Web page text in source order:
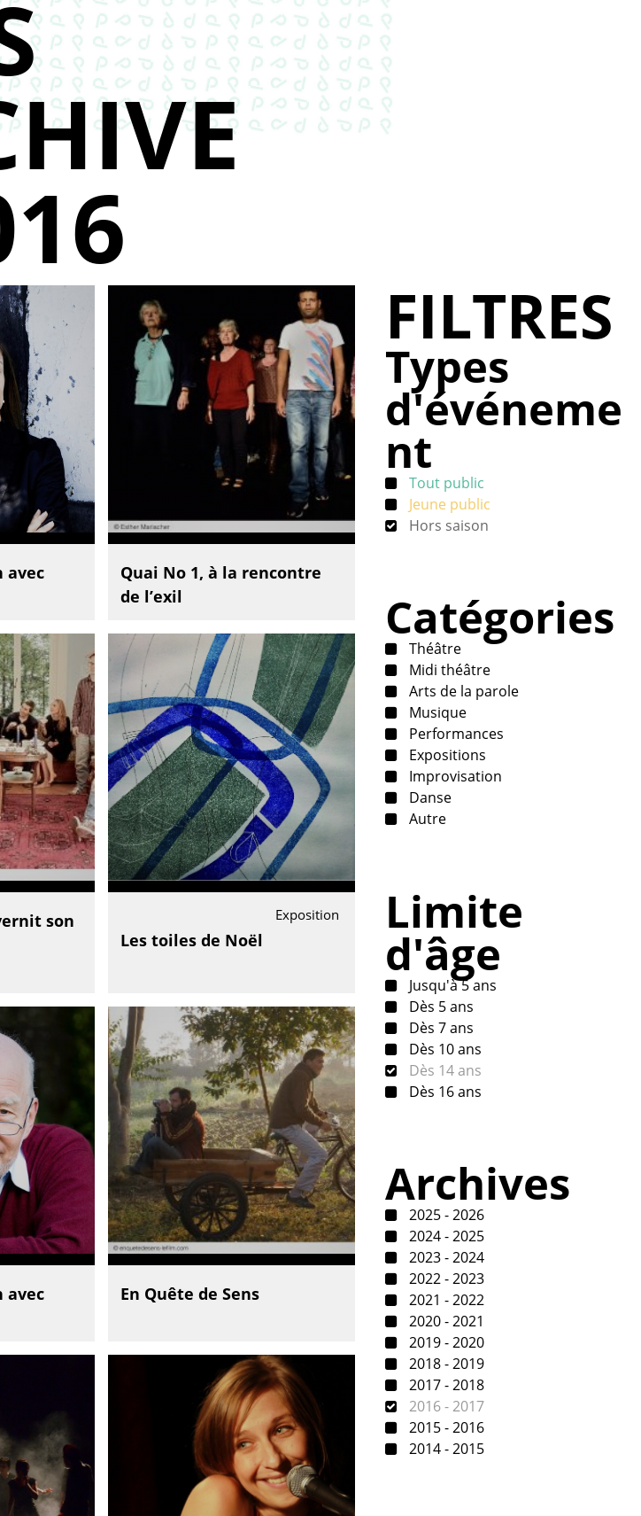
avec
Quai No 1, à la rencontre
de l’exil
son
Exposition
Les toiles de Noël
avec
En Quête de Sens
FILTRES
Types
d'événeme
nt
Tout public
Jeune public
Hors saison
Catégories
Théâtre
Midi théâtre
Arts de la parole
Musique
Performances
Expositions
Improvisation
Danse
Autre
Limite
d'âge
Jusqu'à 5 ans
Dès 5 ans
Dès 7 ans
Dès 10 ans
Dès 14 ans
Dès 16 ans
Archives
2025 - 2026
2024 - 2025
2023 - 2024
2022 - 2023
2021 - 2022
2020 - 2021
2019 - 2020
2018 - 2019
2017 - 2018
2016 - 2017
2015 - 2016
2014 - 2015